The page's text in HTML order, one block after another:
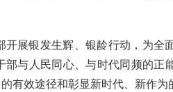
展银发生辉、银龄行动，为全
与人民同心、与时代同频的正
有效途径和彰显新时代、新作为